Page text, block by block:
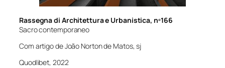
Rassegna di Architettura e Urbanistica, nº166
Sacro contemporaneo
Com artigo de João Norton de Matos, sj
Quodlibet, 2022